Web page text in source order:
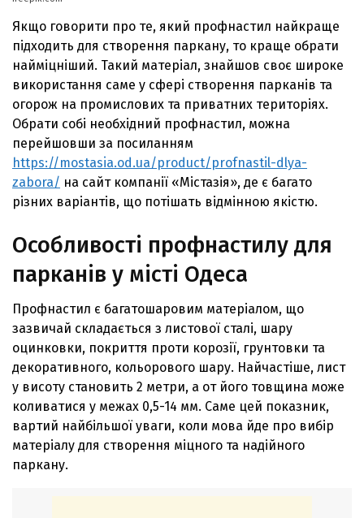
Якщо говорити про те, який профнастил найкраще
підходить для створення паркану, то краще обрати
найміцніший. Такий матеріал, знайшов своє широке
використання саме у сфері створення парканів та
огорож на промислових та приватних територіях.
Обрати собі необхідний профнастил, можна
перейшовши за посиланням
https://mostasia.od.ua/product/profnastil-dlya-
zabora/ на сайт компанії «Містазія», де є багато
різних варіантів, що потішать відмінною якістю.
Особливості профнастилу для
парканів у місті Одеса
Профнастил є багатошаровим матеріалом, що
зазвичай складається з листової сталі, шару
оцинковки, покриття проти корозії, грунтовки та
декоративного, кольорового шару. Найчастіше, лист
у висоту становить 2 метри, а от його товщина може
коливатися у межах 0,5-14 мм. Саме цей показник,
вартий найбільшої уваги, коли мова йде про вибір
матеріалу для створення міцного та надійного
паркану.